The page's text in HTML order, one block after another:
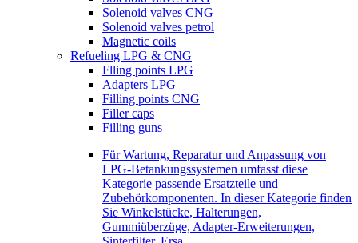
Solenoid valves CNG
Solenoid valves petrol
Magnetic coils
Refueling LPG & CNG
Flling points LPG
Adapters LPG
Filling points CNG
Filler caps
Filling guns
Für Wartung, Reparatur und Anpassung von
LPG-Betankungssystemen umfasst diese
Kategorie passende Ersatzteile und
Zubehörkomponenten. In dieser Kategorie finden
Sie Winkelstücke, Halterungen,
Gummiüberzüge, Adapter-Erweiterungen,